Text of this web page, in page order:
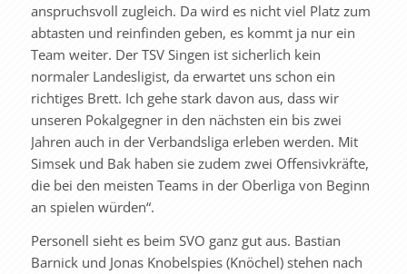
anspruchsvoll zugleich. Da wird es nicht viel Platz zum
abtasten und reinfinden geben, es kommt ja nur ein
Team weiter. Der TSV Singen ist sicherlich kein
normaler Landesligist, da erwartet uns schon ein
richtiges Brett. Ich gehe stark davon aus, dass wir
unseren Pokalgegner in den nächsten ein bis zwei
Jahren auch in der Verbandsliga erleben werden. Mit
Simsek und Bak haben sie zudem zwei Offensivkräfte,
die bei den meisten Teams in der Oberliga von Beginn
an spielen würden“.
Personell sieht es beim SVO ganz gut aus. Bastian
Barnick und Jonas Knobelspies (Knöchel) stehen nach